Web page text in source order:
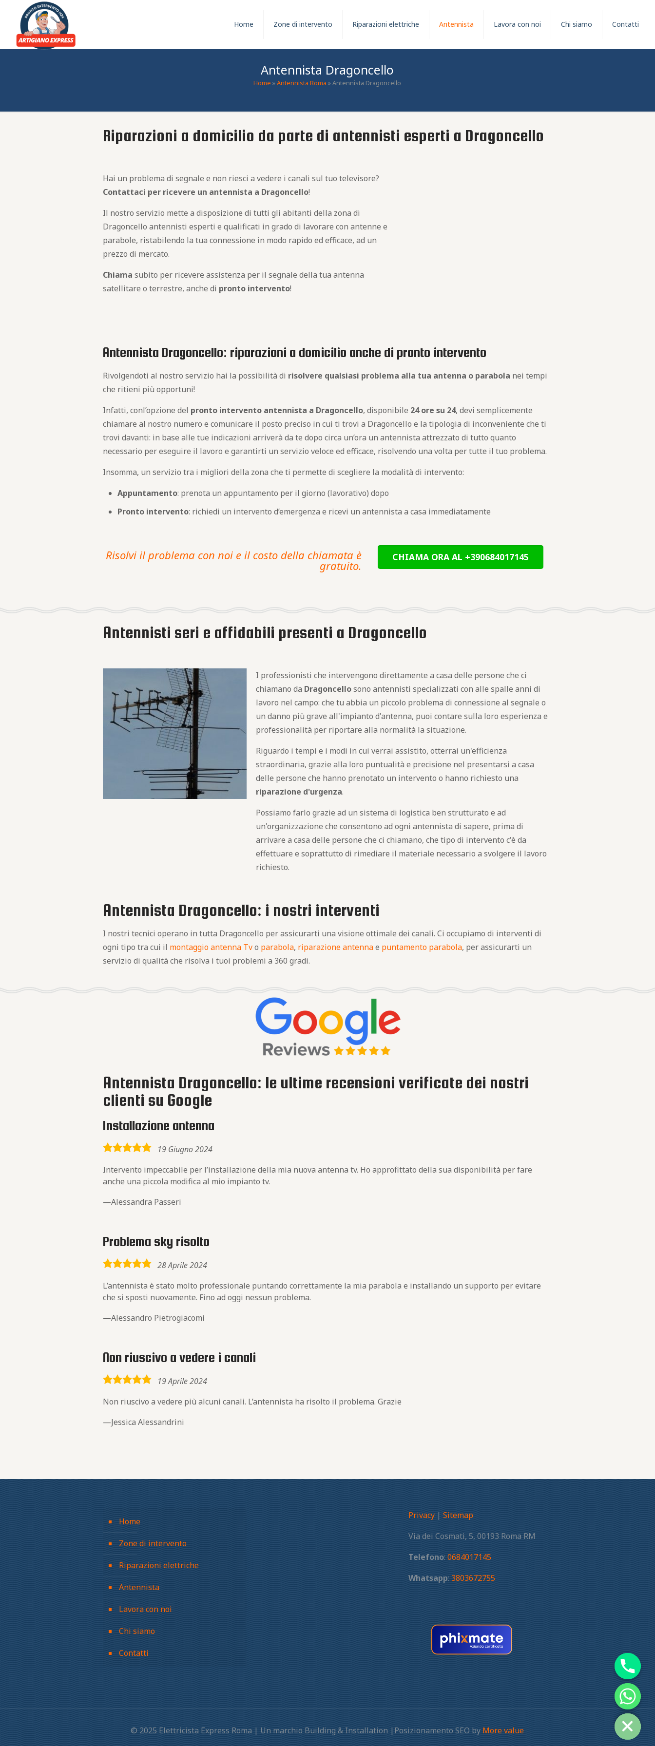
Home Zone di intervento Riparazioni elettriche Antennista Lavora con noi Chi siamo Contatti
Antennista Dragoncello
Home »Antennista Roma »Antennista Dragoncello
Riparazioni a domicilio da parte di antennisti esperti a Dragoncello
Hai un problema di segnale e non riesci a vedere i canali sul tuo televisore?
Contattaci per ricevere un antennista a Dragoncello!
Il nostro servizio mette a disposizione di tutti gli abitanti della zona di
Dragoncello antennisti esperti e qualificati in grado di lavorare con antenne e
parabole, ristabilendo la tua connessione in modo rapido ed efficace, ad un
prezzo di mercato.
Chiama subito per ricevere assistenza per il segnale della tua antenna
satellitare o terrestre, anche di pronto intervento!
Antennista Dragoncello: riparazioni a domicilio anche di pronto intervento
Rivolgendoti al nostro servizio hai la possibilità di risolvere qualsiasi problema alla tua antenna o parabola nei tempi
che ritieni più opportuni!
Infatti, conl’opzione del pronto intervento antennista a Dragoncello, disponibile 24 ore su 24, devi semplicemente
chiamare al nostro numero e comunicare il posto preciso in cui ti trovi a Dragoncello e la tipologia di inconveniente che ti
trovi davanti: in base alle tue indicazioni arriverà da te dopo circa un’ora un antennista attrezzato di tutto quanto
necessario per eseguire il lavoro e garantirti un servizio veloce ed efficace, risolvendo una volta per tutte il tuo problema.
Insomma, un servizio tra i migliori della zona che ti permette di scegliere la modalità di intervento:
Appuntamento: prenota un appuntamento per il giorno (lavorativo) dopo
Pronto intervento: richiedi un intervento d’emergenza e ricevi un antennista a casa immediatamente
Risolvi il problema con noi e il costo della chiamata è
gratuito.
CHIAMA ORA AL +390684017145
Antennisti seri e affidabili presenti a Dragoncello
I professionisti che intervengono direttamente a casa delle persone che ci
chiamano da Dragoncellosono antennisti specializzati con alle spalle anni di
lavoro nel campo: che tu abbia un piccolo problema di connessione al segnale o
un danno più grave all'impianto d'antenna, puoi contare sulla loro esperienza e
professionalità per riportare alla normalità la situazione.
Riguardo i tempi e i modi in cui verrai assistito, otterrai un'efficienza
straordinaria, grazie alla loro puntualità e precisione nel presentarsi a casa
delle persone che hanno prenotato un intervento o hanno richiesto una
riparazione d'urgenza.
Possiamo farlo grazie ad un sistema di logistica ben strutturato e ad
un'organizzazione che consentono ad ogni antennista di sapere, prima di
arrivare a casa delle persone che ci chiamano, che tipo di intervento c'è da
effettuare e soprattutto di rimediare il materiale necessario a svolgere il lavoro
richiesto.
Antennista Dragoncello: i nostri interventi
I nostri tecnici operano in tutta Dragoncello per assicurarti una visione ottimale dei canali. Ci occupiamo di interventi di
ogni tipo tra cui il montaggio antenna Tvo parabola, riparazione antennae puntamento parabola, per assicurarti un
servizio di qualità che risolva i tuoi problemi a 360 gradi.
Antennista Dragoncello: le ultime recensioni verificate dei nostri
clienti su Google
Installazione antenna
5,0
19 Giugno 2024
Intervento impeccabile per l’installazione della mia nuova antenna tv. Ho approfittato della sua disponibilità per fare
anche una piccola modifica al mio impianto tv.
Alessandra Passeri
Problema sky risolto
5,0
28 Aprile 2024
L’antennista è stato molto professionale puntando correttamente la mia parabola e installando un supporto per evitare
che si sposti nuovamente. Fino ad oggi nessun problema.
Alessandro Pietrogiacomi
Non riuscivo a vedere i canali
5,0
19 Aprile 2024
Non riuscivo a vedere più alcuni canali. L’antennista ha risolto il problema. Grazie
Jessica Alessandrini
Home
Zone di intervento
Riparazioni elettriche
Antennista
Lavora con noi
Chi siamo
Contatti
Privacy| Sitemap
Via dei Cosmati, 5, 00193 Roma RM
Telefono: 0684017145
Whatsapp: 3803672755
© 2025 Elettricista Express Roma | Un marchio Building & Installation |Posizionamento SEO by More value